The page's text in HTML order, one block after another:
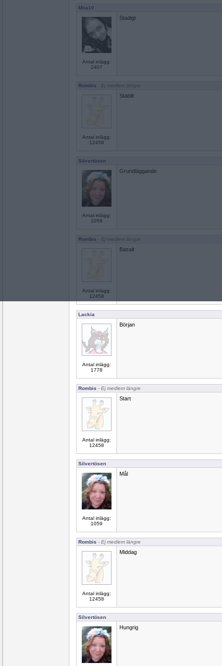
Miia10
Antal inlägg:
2407
Stadigt
Rombis - Ej medlem längre
Antal inlägg:
12458
Stabilt
Silvertösen
Antal inlägg:
1059
Grundläggande
Rombis - Ej medlem längre
Antal inlägg:
12458
Basalt
Lackia
Antal inlägg:
1778
Början
Rombis - Ej medlem längre
Antal inlägg:
12458
Start
Silvertösen
Antal inlägg:
1059
Mål
Rombis - Ej medlem längre
Antal inlägg:
12458
Middag
Silvertösen
Hungrig